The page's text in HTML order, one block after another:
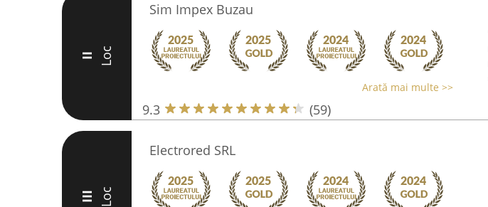
II Loc
Sim Impex Buzau
Arată mai multe >>
9.3 (59)
III Loc
Electrored SRL